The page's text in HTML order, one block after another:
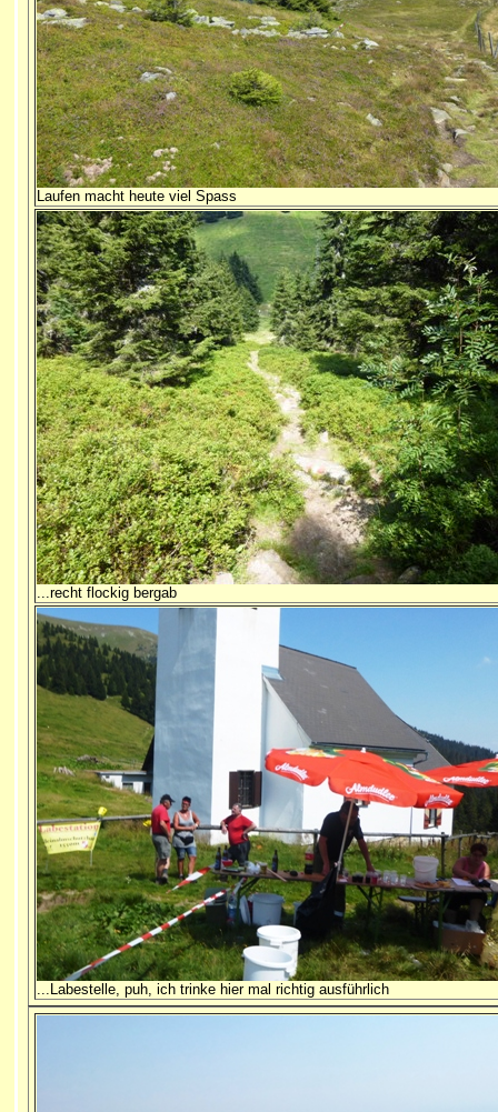
Laufen macht heute viel Spass
...recht flockig bergab
...Labestelle, puh, ich trinke hier mal richtig ausführlich